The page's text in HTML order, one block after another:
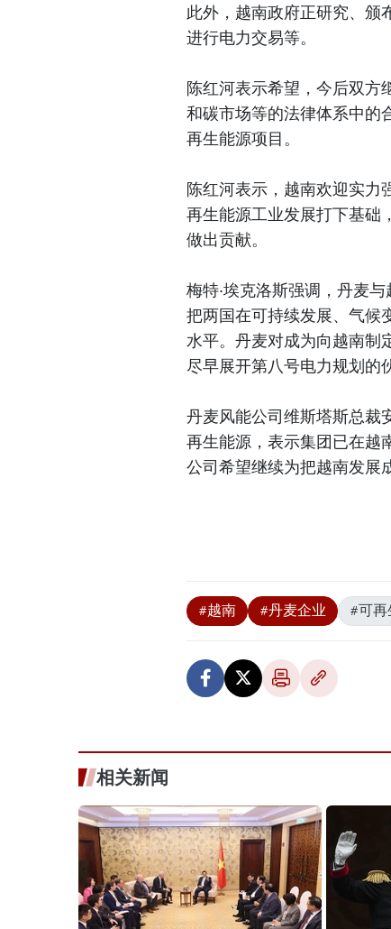
此外，越南政府正研究、颁
进行电力交易等。
陈红河表示希望，今后双方
和碳市场等的法律体系中的
再生能源项目。
陈红河表示，越南欢迎实力
再生能源工业发展打下基础
做出贡献。
梅特·埃克洛斯强调，丹麦
把两国在可持续发展、气候
水平。丹麦对成为向越南制
尽早展开第八号电力规划的
丹麦风能公司维斯塔斯总裁
再生能源，表示集团已在越
公司希望继续为把越南发展
#越南 #丹麦企业 #可再
相关新闻